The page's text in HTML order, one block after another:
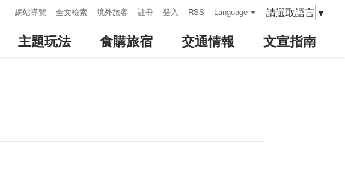
網站導覽 全文檢索 境外旅客 註冊 登入 RSS Language 請選取語言 ▼
主題玩法 食購旅宿 交通情報 文宣指南